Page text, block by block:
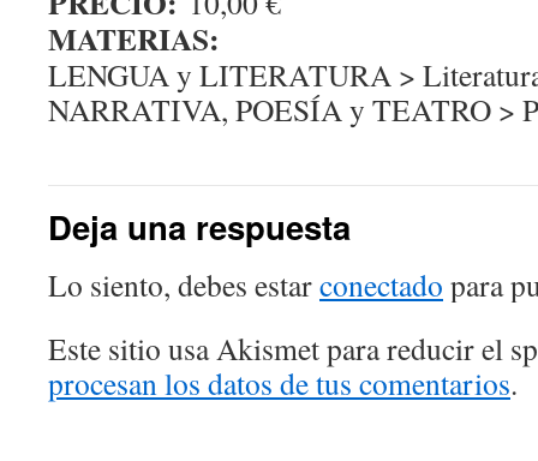
MATERIAS:
LENGUA y LITERATURA >
NARRATIVA, POESÍA y TEATRO >
Deja una respuesta
Lo siento, debes estarconectado para
Este sitio usa Akismet para reducir el
procesan los datos de tus comentarios.